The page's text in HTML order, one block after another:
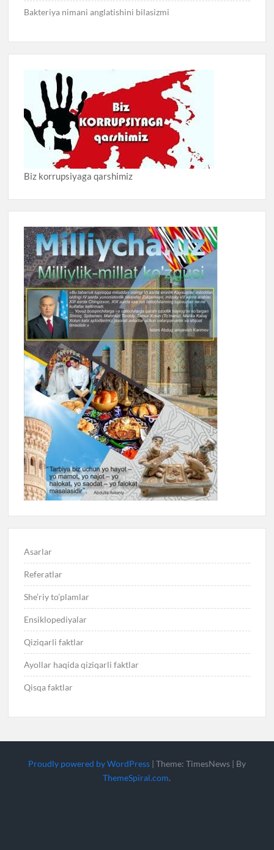
Bakteriya nimani anglatishini bilasizmi
Biz korrupsiyaga qarshimiz
Asarlar
Referatlar
She’riy to’plamlar
Ensiklopediyalar
Qiziqarli faktlar
Ayollar haqida qiziqarli faktlar
Qisqa faktlar
Proudly powered by WordPress | Theme: TimesNews | By
ThemeSpiral.com.